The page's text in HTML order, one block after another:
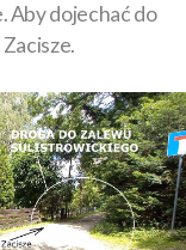
Aby dojechać do